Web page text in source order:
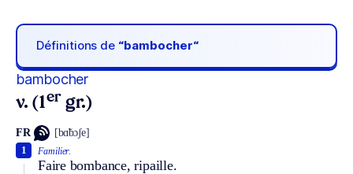
Définitions de “bambocher“
bambocher
v. (1er gr.)
FR [bɑ̃bɔʃe]
Familier.
Faire bombance, ripaille.
1